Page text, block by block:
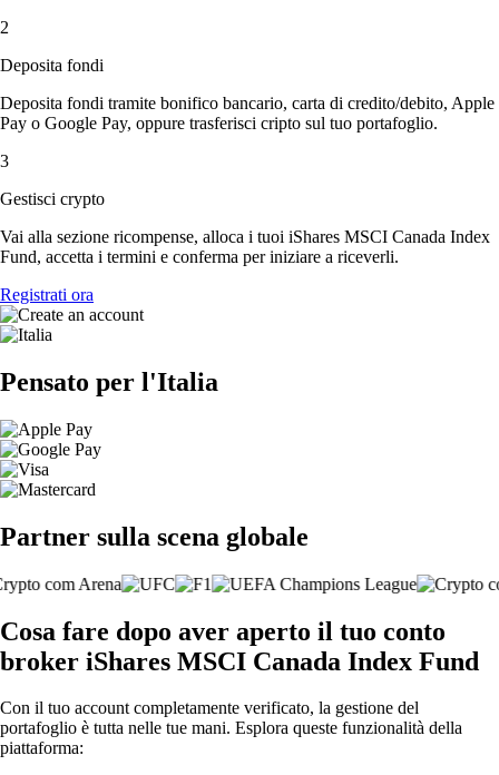
2
Deposita fondi
Deposita fondi tramite bonifico bancario, carta di credito/debito, Apple
Pay o Google Pay, oppure trasferisci cripto sul tuo portafoglio.
3
Gestisci crypto
Vai alla sezione ricompense, alloca i tuoi iShares MSCI Canada Index
Fund, accetta i termini e conferma per iniziare a riceverli.
Registrati ora
Pensato per l'Italia
Partner sulla scena globale
Cosa fare dopo aver aperto il tuo conto
broker iShares MSCI Canada Index Fund
Con il tuo account completamente verificato, la gestione del
portafoglio è tutta nelle tue mani. Esplora queste funzionalità della
piattaforma: